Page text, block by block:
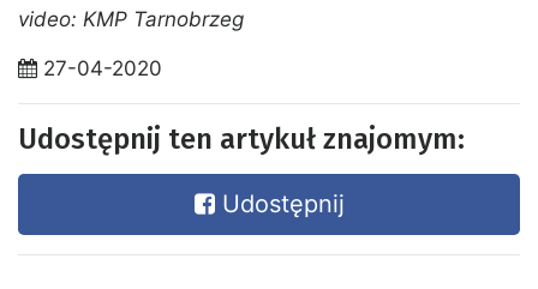
video: KMP Tarnobrzeg
27-04-2020
Udostępnij ten artykuł znajomym:
Udostępnij